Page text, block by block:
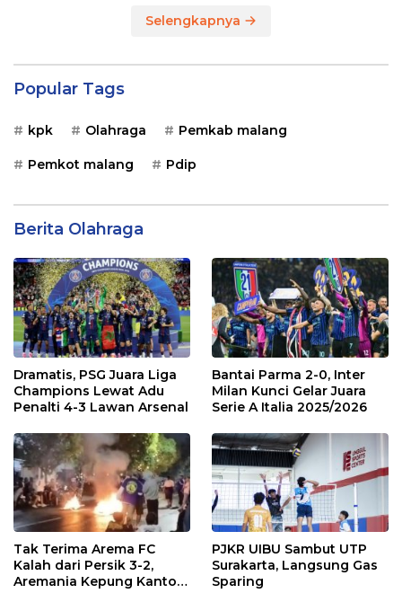
Selengkapnya
Popular Tags
kpk Olahraga Pemkab malang
Pemkot malang Pdip
Berita Olahraga
Dramatis, PSG Juara Liga
Champions Lewat Adu
Penalti 4-3 Lawan Arsenal
Bantai Parma 2-0, Inter
Milan Kunci Gelar Juara
Serie A Italia 2025/2026
Tak Terima Arema FC
Kalah dari Persik 3-2,
Aremania Kepung Kantor
PJKR UIBU Sambut UTP
Surakarta, Langsung Gas
Sparing